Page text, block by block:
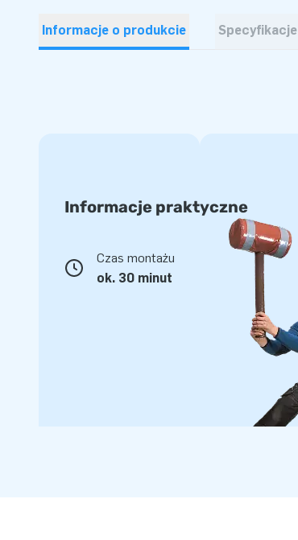
Informacje o produkcie Specyfikacje
Informacje praktyczne
Czas montażu
ok. 30 minut